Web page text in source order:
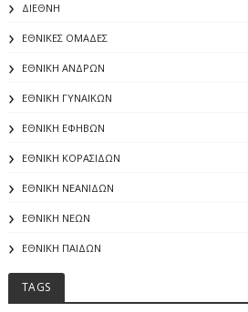
ΔΙΕΘΝΗ
ΕΘΝΙΚΕΣ ΟΜΑΔΕΣ
ΕΘΝΙΚΗ ΑΝΔΡΩΝ
ΕΘΝΙΚΗ ΓΥΝΑΙΚΩΝ
ΕΘΝΙΚΗ ΕΦΗΒΩΝ
ΕΘΝΙΚΗ ΚΟΡΑΣΙΔΩΝ
ΕΘΝΙΚΗ ΝΕΑΝΙΔΩΝ
ΕΘΝΙΚΗ ΝΕΩΝ
ΕΘΝΙΚΗ ΠΑΙΔΩΝ
TAGS